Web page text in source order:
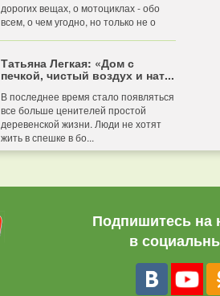
дорогих вещах, о мотоциклах - обо
всем, о чем угодно, но только не о
Татьяна Легкая: «Дом с
печкой, чистый воздух и нат...
В последнее время стало появляться
все больше ценителей простой
деревенской жизни. Люди не хотят
жить в спешке в бо...
Подпишитесь на
в